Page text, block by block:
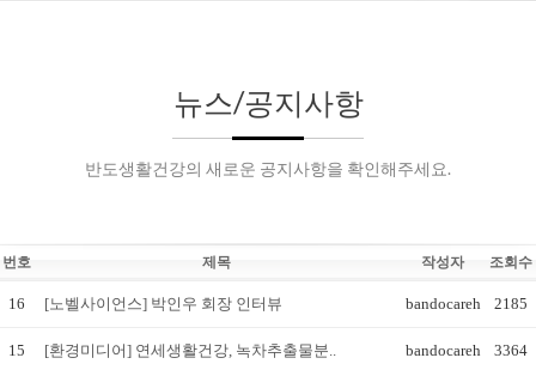
뉴스/공지사항
반도생활건강의 새로운 공지사항을 확인해주세요.
번호 제목 작성자 조회수
16 [노벨사이언스] 박인우 회장 인터뷰 bandocareh 2185
15 [환경미디어] 연세생활건강, 녹차추출물분.. bandocareh 3364